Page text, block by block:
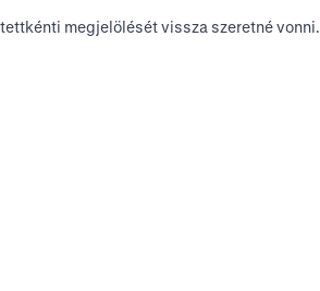
megjelölését vissza szeretné vonni.